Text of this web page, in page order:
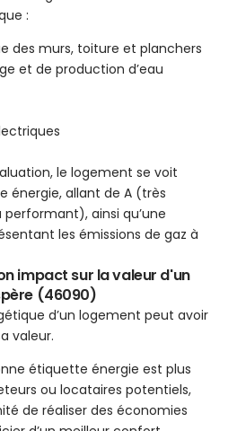
:
des murs, toiture et planchers
et de production d’eau
le logement se voit
énergie, allant de A (très
ainsi qu’une
les émissions de gaz à
impact sur la valeur d'un
(46090)
d’un logement peut avoir
valeur.
étiquette énergie est plus
ou locataires potentiels,
de réaliser des économies